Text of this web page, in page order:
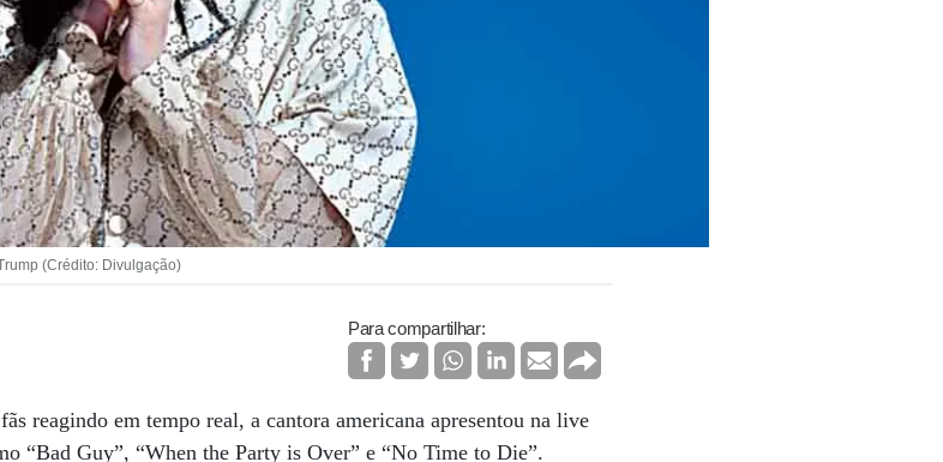
(Crédito: Divulgação)
Para compartilhar:
reagindo em tempo real, a cantora americana apresentou na live
“Bad Guy”, “When the Party is Over” e “No Time to Die”.